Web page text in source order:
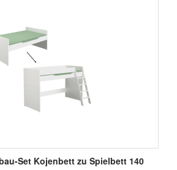
Set Kojenbett zu Spielbett 140